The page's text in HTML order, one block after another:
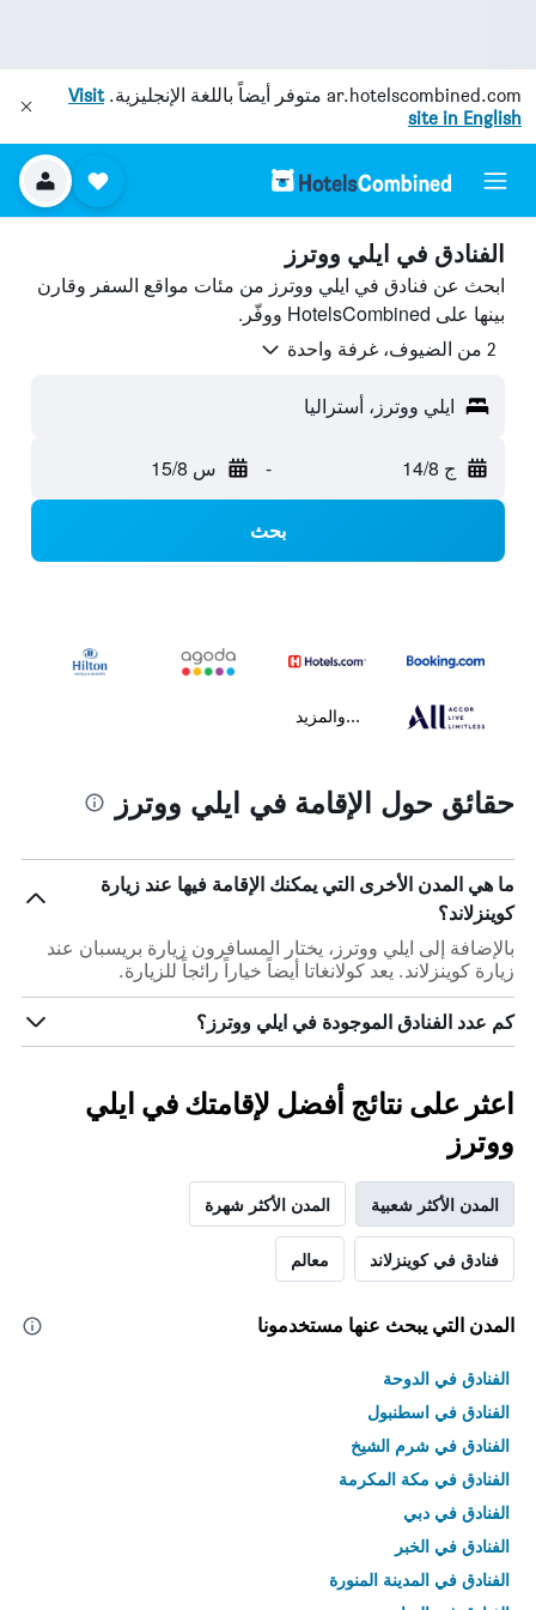
ar.hotelscombined.com متوفر أيضاً باللغة الإنجليزية.Visit
site in English
الفنادق في ايلي ووترز
ابحث عن فنادق في ايلي ووترز من مئات مواقع السفر وقارن
بينها على HotelsCombined ووفّر.
2 من الضيوف، غرفة واحدة
ايلي ووترز، أستراليا
ج 14/8 - س 15/8
بحث
...والمزيد
حقائق حول الإقامة في ايلي ووترز
ما هي المدن الأخرى التي يمكنك الإقامة فيها عند زيارة
كوينزلاند؟
بالإضافة إلى ايلي ووترز، يختار المسافرون زيارة بريسبان عند
زيارة كوينزلاند. يعد كولانغاتا أيضاً خياراً رائجاً للزيارة.
كم عدد الفنادق الموجودة في ايلي ووترز؟
اعثر على نتائج أفضل لإقامتك في ايلي
ووترز
المدن الأكثر شعبية المدن الأكثر شهرة
فنادق في كوينزلاند معالم
المدن التي يبحث عنها مستخدمونا
الفنادق في الدوحة
الفنادق في اسطنبول
الفنادق في شرم الشيخ
الفنادق في مكة المكرمة
الفنادق في دبي
الفنادق في الخبر
الفنادق في المدينة المنورة